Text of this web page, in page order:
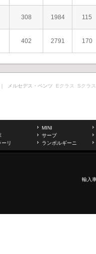
308 1984 115
402 2791 170
メルセデス・ベンツ Eクラス Sクラス
MINI
サーブ
ーリ ランボルギーニ
輸入